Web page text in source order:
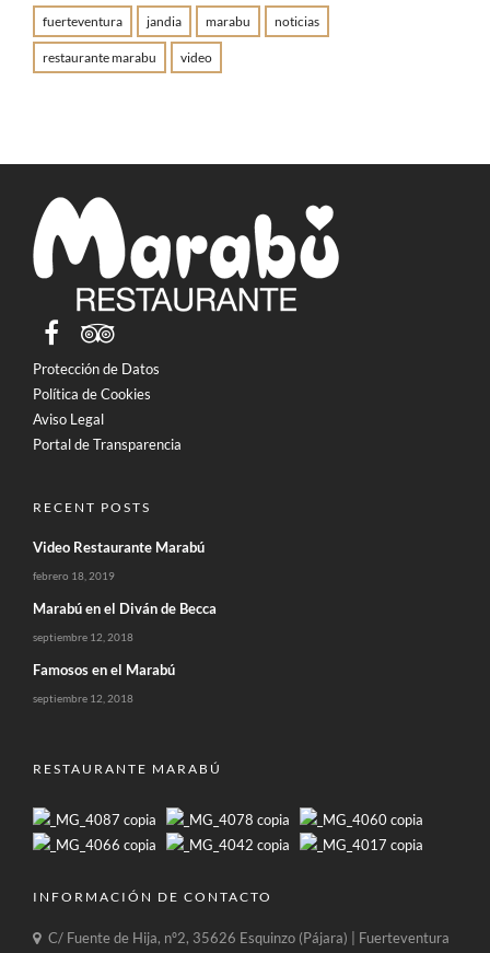
fuerteventura jandia marabu noticias
restaurante marabu video
Protección de Datos
Política de Cookies
Aviso Legal
Portal de Transparencia
RECENT POSTS
Video Restaurante Marabú
febrero 18, 2019
Marabú en el Diván de Becca
septiembre 12, 2018
Famosos en el Marabú
septiembre 12, 2018
RESTAURANTE MARABÚ
INFORMACIÓN DE CONTACTO
C/ Fuente de Hija, nº2, 35626 Esquinzo (Pájara) | Fuerteventura